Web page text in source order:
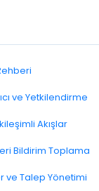
Genel Bakış
ve Çalışma Alanı
ve Yetkilendirme
Yönetimi
İzinler
Akışlar
Giriş
ve Yönetme
Bildirim Toplama
Genel Bakış
ve Talep Yönetimi